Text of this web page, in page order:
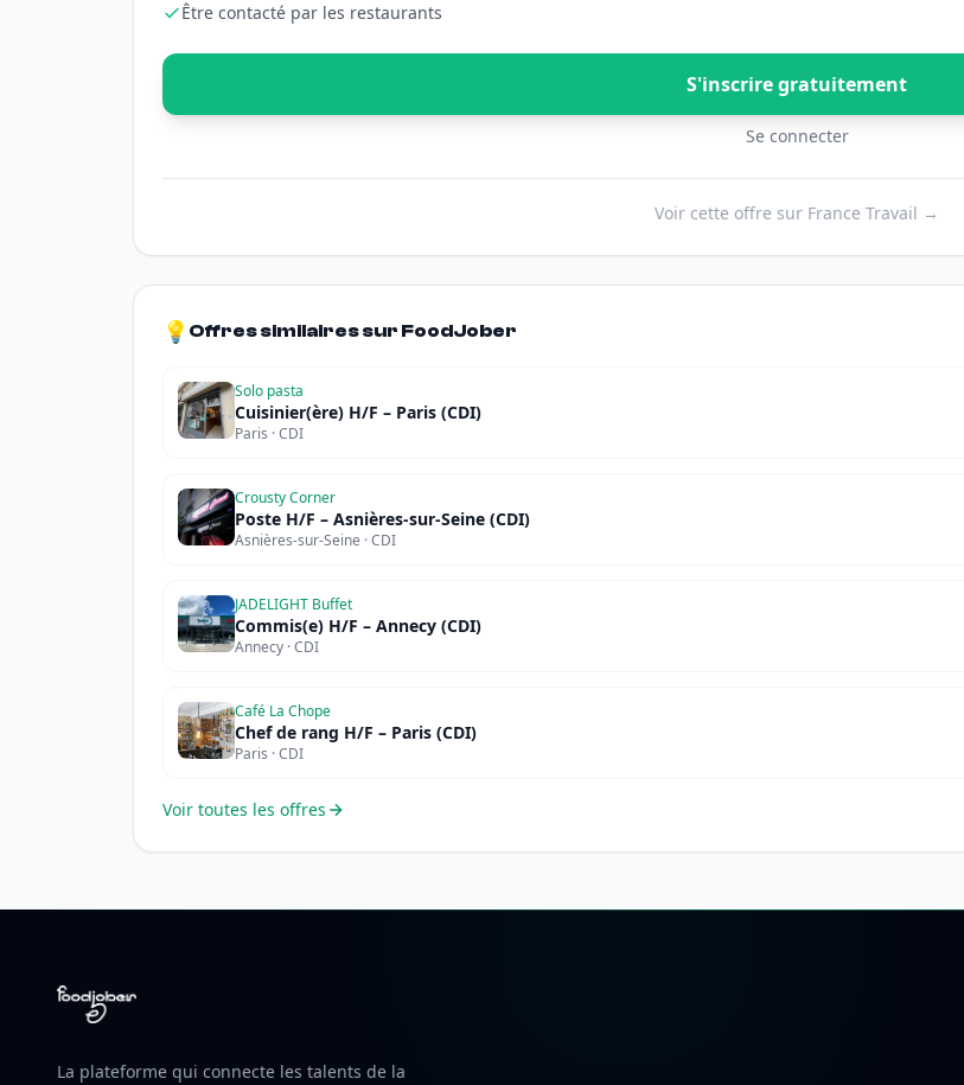
Être contacté par les restaurants
S'inscrire gratuitement
Se connecter
Voir cette offre sur France Travail →
💡 Offres similaires sur FoodJober
Solo pasta
Cuisinier(ère) H/F – Paris (CDI)
Paris · CDI
Crousty Corner
Poste H/F – Asnières-sur-Seine (CDI)
Asnières-sur-Seine · CDI
JADELIGHT Buffet
Commis(e) H/F – Annecy (CDI)
Annecy · CDI
Café La Chope
Chef de rang H/F – Paris (CDI)
Paris · CDI
Voir toutes les offres
La plateforme qui connecte les talents de la